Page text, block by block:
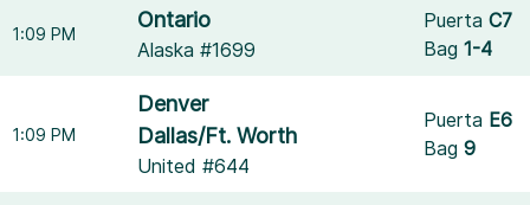
1:09 PM
Ontario
Alaska #1699
PuertaC7
Bag1-4
1:09 PM
Denver
Dallas/Ft. Worth
United #644
Puerta E6
Bag9